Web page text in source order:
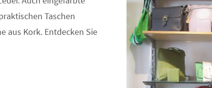
Taschen
aus Kork. Entdecken Sie